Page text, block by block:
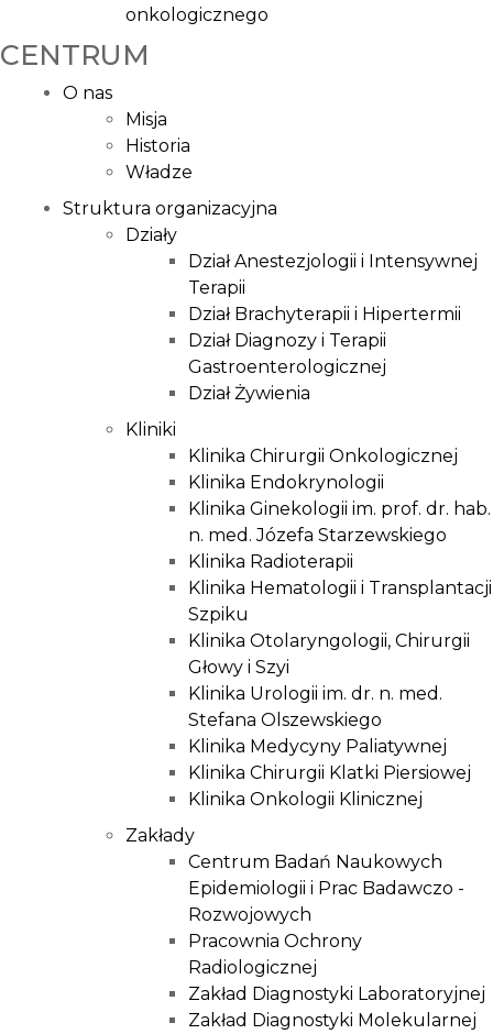
onkologicznego
CENTRUM
O nas
Misja
Historia
Władze
Struktura organizacyjna
Działy
Dział Anestezjologii i Intensywnej
Terapii
Dział Brachyterapii i Hipertermii
Dział Diagnozy i Terapii
Gastroenterologicznej
Dział Żywienia
Kliniki
Klinika Chirurgii Onkologicznej
Klinika Endokrynologii
Klinika Ginekologii im. prof. dr. hab.
n. med. Józefa Starzewskiego
Klinika Radioterapii
Klinika Hematologii i Transplantacji
Szpiku
Klinika Otolaryngologii, Chirurgii
Głowy i Szyi
Klinika Urologii im. dr. n. med.
Stefana Olszewskiego
Klinika Medycyny Paliatywnej
Klinika Chirurgii Klatki Piersiowej
Klinika Onkologii Klinicznej
Zakłady
Centrum Badań Naukowych
Epidemiologii i Prac Badawczo -
Rozwojowych
Pracownia Ochrony
Radiologicznej
Zakład Diagnostyki Laboratoryjnej
Zakład Diagnostyki Molekularnej